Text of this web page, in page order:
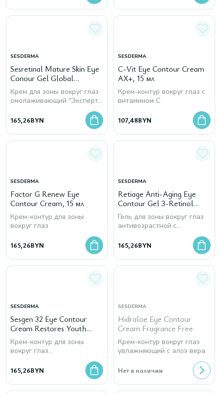
SESDERMA
Sesretinal Mature Skin Eye
Conour Gel Global
Antiaging
Крем для зоны вокруг глаз
омолаживающий "Эксперт
165,26BYN
SESDERMA
C-Vit Eye Contour Cream
AX+, 15 мл
Крем-контур вокруг глаз с
витамином С
107,48BYN
SESDERMA
Factor G Renew Eye
Contour Cream, 15 мл
Крем-контур для зоны
вокруг глаз
165,26BYN
SESDERMA
Retiage Anti-Aging Eye
Contour Gel 3-Retinol
System, 15 мл
Гель для зоны вокруг глаз
антивозрастной c
165,26BYN
SESDERMA
Sesgen 32 Eye Contour
Cream Restores Youth
Signs, 15 мл
Крем-контур для зоны
вокруг глаз
165,26BYN
SESDERMA
Hidraloe Eye Contour
Cream Fragrance Free
Крем-контур вокруг глаз
увлажняющий с алоэ вера
Нет в наличии